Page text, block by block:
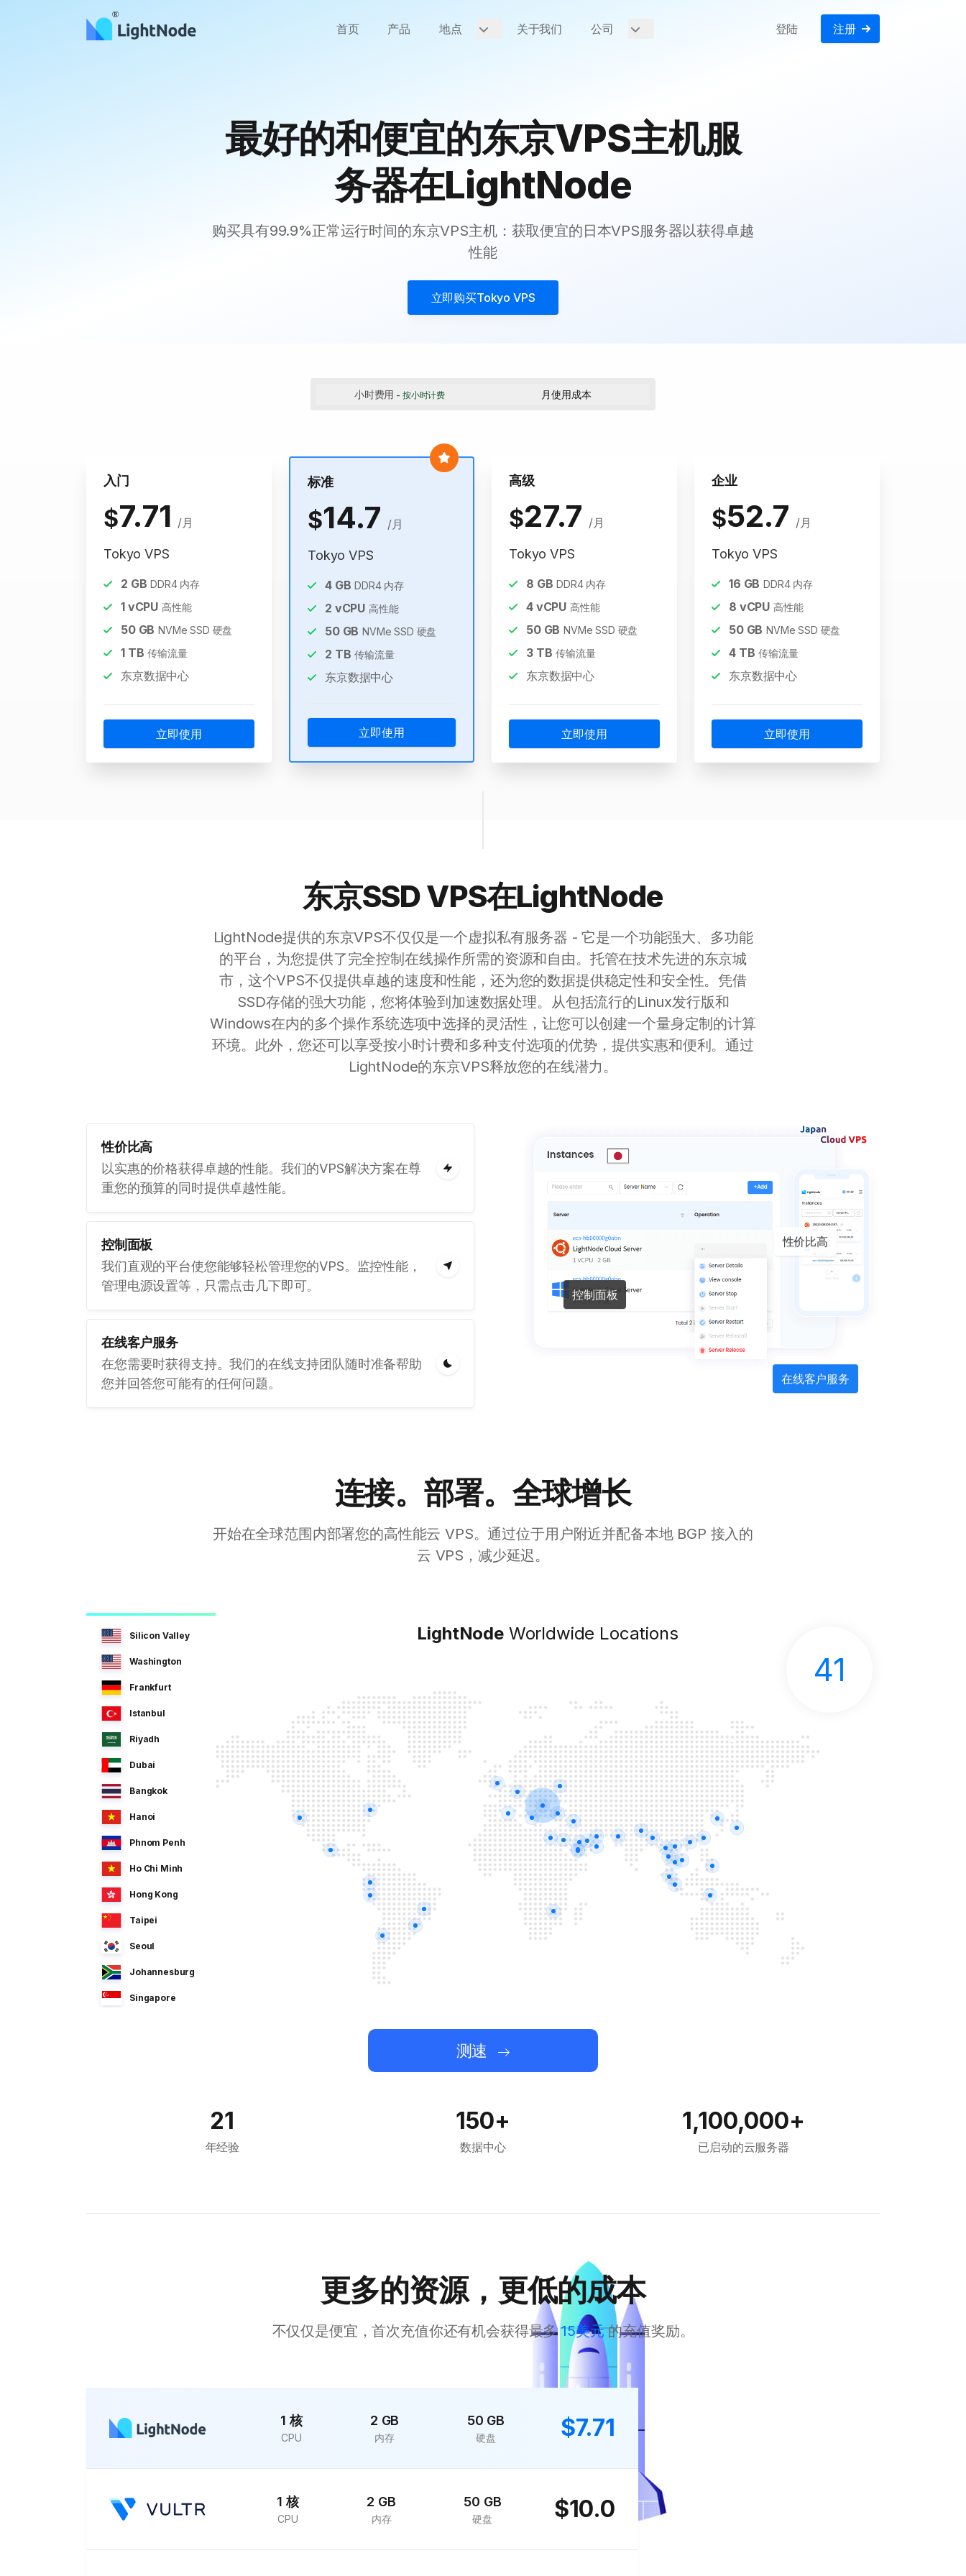
首页 产品 地点 关于我们 公司 登陆 注册
最好的和便宜的东京VPS主机服
务器在LightNode
购买具有99.9%正常运行时间的东京VPS主机：获取便宜的日本VPS服务器以获得卓越
性能
立即购买Tokyo VPS
小时费用 - 按小时计费 月使用成本
入门
$7.71 /月
Tokyo VPS
2 GB DDR4 内存
1vCPU 高性能
50GB NVMe SSD 硬盘
1TB 传输流量
东京数据中心
立即使用
标准
$14.7 /月
Tokyo VPS
4GB DDR4 内存
2 vCPU 高性能
50GB NVMe SSD 硬盘
2 TB 传输流量
东京数据中心
立即使用
高级
$27.7 /月
Tokyo VPS
8 GB DDR4 内存
4vCPU 高性能
50GB NVMe SSD 硬盘
3TB 传输流量
东京数据中心
立即使用
企业
$52.7 /月
Tokyo VPS
16 GB DDR4 内存
8 vCPU 高性能
50GB NVMe SSD 硬盘
4TB 传输流量
东京数据中心
立即使用
东京SSD VPS在LightNode
LightNode提供的东京VPS不仅仅是一个虚拟私有服务器 - 它是一个功能强大、多功能
的平台，为您提供了完全控制在线操作所需的资源和自由。托管在技术先进的东京城
市，这个VPS不仅提供卓越的速度和性能，还为您的数据提供稳定性和安全性。凭借
SSD存储的强大功能，您将体验到加速数据处理。从包括流行的Linux发行版和
Windows在内的多个操作系统选项中选择的灵活性，让您可以创建一个量身定制的计算
环境。此外，您还可以享受按小时计费和多种支付选项的优势，提供实惠和便利。通过
LightNode的东京VPS释放您的在线潜力。
性价比高
以实惠的价格获得卓越的性能。我们的VPS解决方案在尊
重您的预算的同时提供卓越性能。
控制面板
我们直观的平台使您能够轻松管理您的VPS。监控性能，
管理电源设置等，只需点击几下即可。
在线客户服务
在您需要时获得支持。我们的在线支持团队随时准备帮助
您并回答您可能有的任何问题。
性价比高
控制面板
在线客户服务
连接。部署。全球增长
开始在全球范围内部署您的高性能云 VPS。通过位于用户附近并配备本地 BGP 接入的
云 VPS，减少延迟。
Silicon Valley
Washington
Frankfurt
Istanbul
Riyadh
Dubai
Bangkok
Hanoi
Phnom Penh
Ho Chi Minh
Hong Kong
Taipei
Seoul
Johannesburg
Singapore
Moscow
Mexico City
LightNode Worldwide Locations
41
测速
21
年经验
150+
数据中心
1,100,000+
已启动的云服务器
更多的资源，更低的成本
不仅仅是便宜，首次充值你还有机会获得最多 15美元的充值奖励。
1 核
CPU
2 GB
内存
50 GB
硬盘 $7.71
1 核
CPU
2 GB
内存
50 GB
硬盘 $10.0